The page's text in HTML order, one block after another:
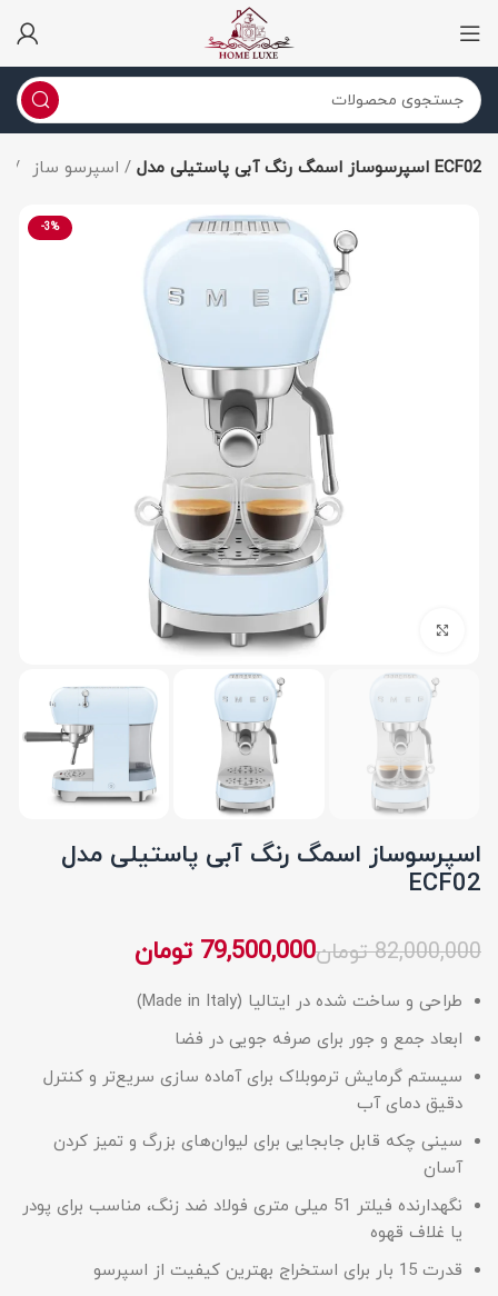
اسپرسوساز اسمگ رنگ آبی پاستیلی مدل ECF02
-3%
برای بزرگنمایی کلیک کنید
اسپرسوساز اسمگ رنگ آبی پاستیلی مدل
ECF02
82,000,000 تومان79,500,000 تومان
طراحی و ساخت شده در ایتالیا (Made in Italy)
ابعاد جمع و جور برای صرفه جویی در فضا
سیستم گرمایش ترموبلاک برای آماده سازی سریع‌تر و کنترل
دقیق دمای آب
سینی چکه قابل جابجایی برای لیوان‌های بزرگ و تمیز کردن
آسان
نگهدارنده فیلتر 51 میلی متری فولاد ضد زنگ، مناسب برای پودر
یا غلاف‌ قهوه
قدرت 15 بار برای استخراج بهترین کیفیت از اسپرسو